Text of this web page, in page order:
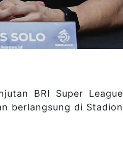
BRI Super League
berlangsung di Stadion